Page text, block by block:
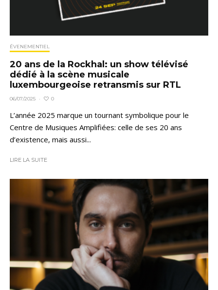
ÉVENEMENTIEL
20 ans de la Rockhal: un show télévisé
dédié à la scène musicale
luxembourgeoise retransmis sur RTL
06/07/2025 · 0
L’année 2025 marque un tournant symbolique pour le
Centre de Musiques Amplifiées: celle de ses 20 ans
d’existence, mais aussi...
LIRE LA SUITE